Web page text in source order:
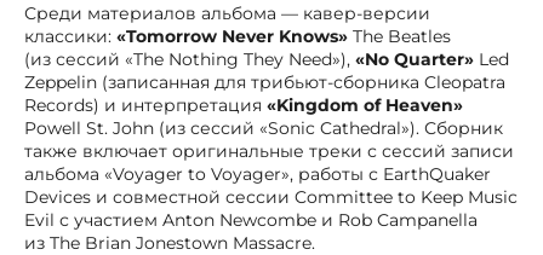
Среди материалов альбома — кавер-версии
классики: «Tomorrow Never Knows» The Beatles
(из сессий «The Nothing They Need»), «No Quarter» Led
Zeppelin (записанная для трибьют-сборника Cleopatra
Records) и интерпретация «Kingdom of Heaven»
Powell St. John (из сессий «Sonic Cathedral»). Сборник
также включает оригинальные треки с сессий записи
альбома «Voyager to Voyager», работы с EarthQuaker
Devices и совместной сессии Committee to Keep Music
Evil с участием Anton Newcombe и Rob Campanella
из The Brian Jonestown Massacre.